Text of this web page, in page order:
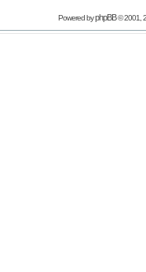
Powered byphpBB© 2001,